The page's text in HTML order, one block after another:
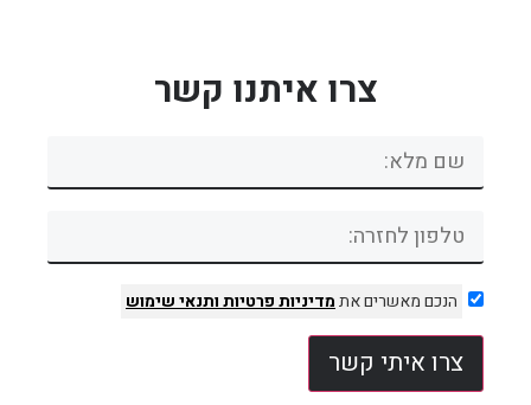
צרו איתנו קשר
הנכם מאשרים אתמדיניות פרטיותותנאי שימוש
צרו איתי קשר